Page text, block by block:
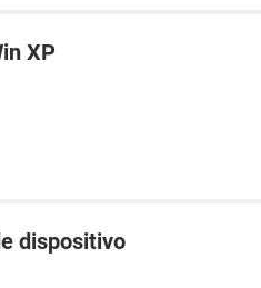
XP
dispositivo